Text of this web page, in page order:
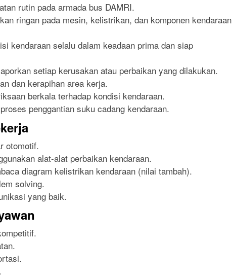
rutin pada armada bus DAMRI.
ringan pada mesin, kelistrikan, dan komponen kendaraan
kendaraan selalu dalam keadaan prima dan siap
setiap kerusakan atau perbaikan yang dilakukan.
dan kerapihan area kerja.
berkala terhadap kondisi kendaraan.
penggantian suku cadang kendaraan.
otomotif.
alat-alat perbaikan kendaraan.
diagram kelistrikan kendaraan (nilai tambah).
solving.
yang baik.